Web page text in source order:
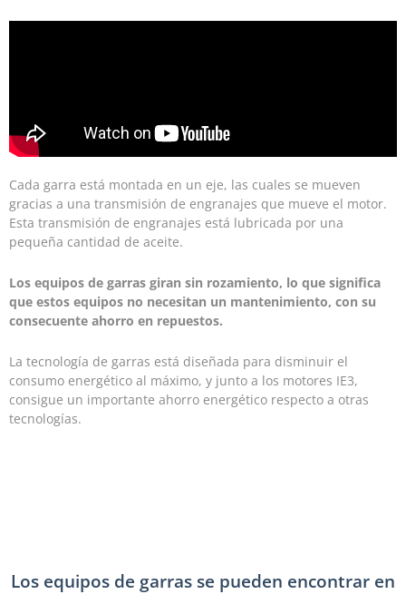
Cada garra está montada en un eje, las cuales se mueven
gracias a una transmisión de engranajes que mueve el motor.
Esta transmisión de engranajes está lubricada por una
pequeña cantidad de aceite.
Los equipos de garras giran sin rozamiento, lo que significa
que estos equipos no necesitan un mantenimiento, con su
consecuente ahorro en repuestos.
La tecnología de garras está diseñada para disminuir el
consumo energético al máximo, y junto a los motores IE3,
consigue un importante ahorro energético respecto a otras
tecnologías.
Los equipos de garras se pueden encontrar en